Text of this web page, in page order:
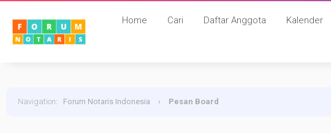
Home Cari Daftar Anggota Kalender
Navigation: Forum Notaris Indonesia › Pesan Board